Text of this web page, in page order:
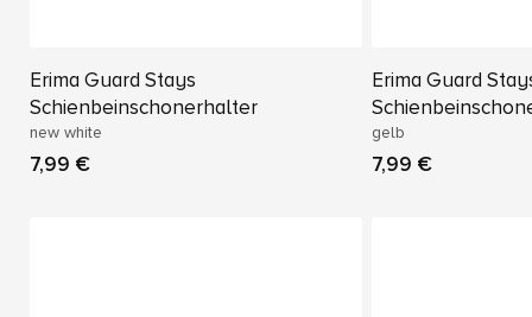
Erima Guard Stays
Schienbeinschonerhalter
new white
7,99 €
Erima Guard
gelb
7,99 €